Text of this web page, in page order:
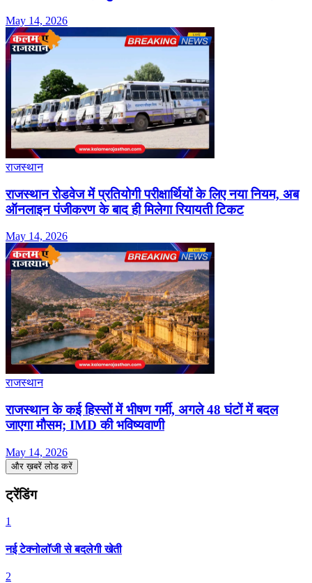
May 14, 2026
राजस्थान
राजस्थान रोडवेज में प्रतियोगी परीक्षार्थियों के लिए नया नियम, अब
ऑनलाइन पंजीकरण के बाद ही मिलेगा रियायती टिकट
May 14, 2026
राजस्थान
राजस्थान के कई हिस्सों में भीषण गर्मी, अगले 48 घंटों में बदल
जाएगा मौसम; IMD की भविष्यवाणी
May 14, 2026
और ख़बरें लोड करें
ट्रेंडिंग
1
नई टेक्नोलॉजी से बदलेगी खेती
2